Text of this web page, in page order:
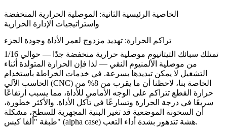
الخاصية الرئيسية الثانية: الموصلية الحرارية المنخفضة
واستراتيجيات الإدارة الحرارية
تراكم الحرارة: تهديد مزدوج لعمر الأداة وجودة الجزء
تمتلك سبائك التيتانيوم موصلية حرارية منخفضة جدًا — حوالي 1/16
من موصلية الألمنيوم النقي — لذا فإن الحرارة المتولدة أثناء
التشغيل لا يمكن تبديدها بسرعة. في خدمات الخراطة باستخدام
الحاسب الآلي (CNC)
حرارة القطع تتراكم على الوجه الأمامي للأداة، مما يسبب ارتفاعًا
سريعًا في درجة الحرارة وتسارعًا في تآكل الأداة. والأكثر خطورة،
أن السخونة الموضعية قد تغير البنية المجهرية للسطح، مشكلة
طبقة "ألفا كيس" (alpha case) هشة تتدهور بشدة أداء التعب.